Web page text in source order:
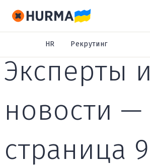
HR Рекрутинг
Эксперты и
новости —
страница 9